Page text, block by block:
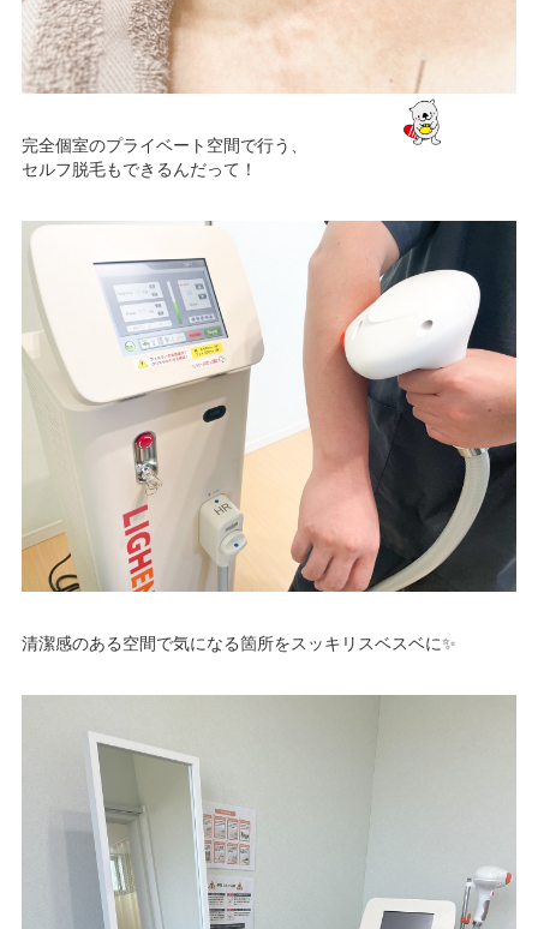
完全個室のプライベート空間で行う、
セルフ脱毛もできるんだって！
清潔感のある空間で気になる箇所をスッキリスベスベに✨